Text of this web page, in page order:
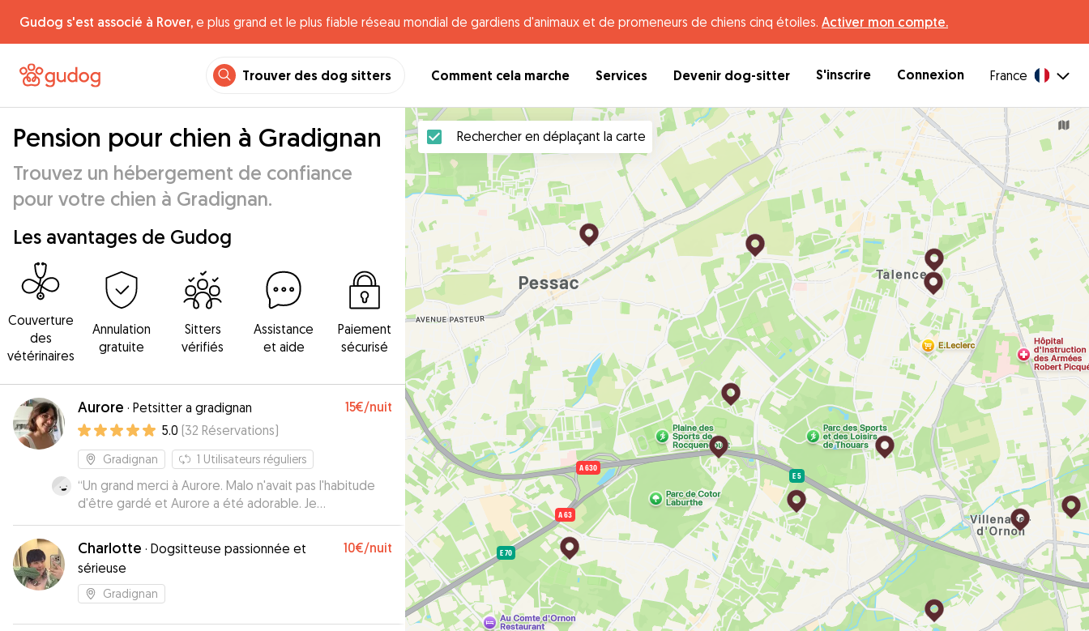
Gudog s'est associé à Rover, e plus grand et le plus fiable réseau mondial de gardiens d'animaux et de promeneurs de chiens cinq étoiles. Activer mon compte.
Trouver des dog sitters Comment cela marche Services Devenir dog-sitter S'inscrire Connexion France
Pension pour chien à Gradignan
Trouvez un hébergement de confiance
pour votre chien à Gradignan.
Les avantages de Gudog
Couverture
des
vétérinaires
Annulation
gratuite
Sitters
vérifiés
Assistance
et aide
Paiement
sécurisé
Aurore · Petsitter a gradignan 15€/nuit
5.0 (32 Réservations)
Gradignan 1 Utilisateurs réguliers
“Un grand merci à Aurore. Malo n'avait pas l'habitude
d'être gardé et Aurore a été adorable. Je
recommande sincèrement”
Charlotte · Dogsitteuse passionnée et
sérieuse
10€/nuit
Gradignan
Rechercher en déplaçant la carte